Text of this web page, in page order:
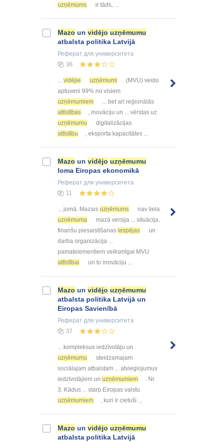
uzņēmums
ir tāds, ...
Mazo un vidējo uzņēmumu
atbalsta politika Latvijā
Реферат для университета
36
... vidējie uzņēmumi
(MVU) veido
aptuveni 99% no visiem
uzņēmumiem
... bet arī reģionālās
attīstības
, inovāciju un ... vērstas uz
uzņēmumu
digitalizācijas
attīstību
, eksporta kapacitātes ...
Mazo un vidējo uzņēmumu
loma Eiropas ekonomikā
Реферат для университета
11
... jomā. Mazais uzņēmums
nav liela
uzņēmuma
mazā versija ... situācija,
finanšu piesaistīšanas iespējas
un
darba organizācija ...
pamatelementiem veiksmīgai MVU
attīstībai
un to inovāciju ...
Mazo un vidējo uzņēmumu
atbalsta politika Latvijā un
Eiropas Savienībā
Реферат для университета
37
... kompleksus iedzīvotāju un
uzņēmumu
steidzamajam
sociālajam atbalstam ... atvieglojumus
iedzīvotājiem un uzņēmumiem
. Nr.
3. Kādus ... starp Eiropas valstu
uzņēmumiem
, kuri ir cietuši ...
Mazo un vidējo uzņēmumu
atbalsta politika Latvijā